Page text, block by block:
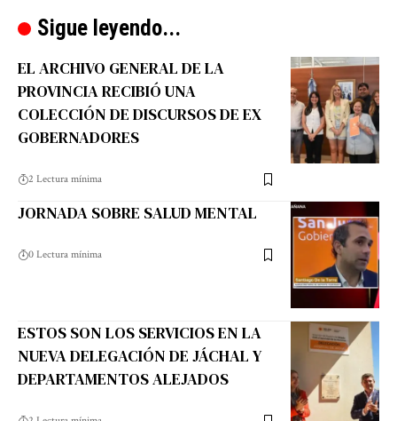
Sigue leyendo...
EL ARCHIVO GENERAL DE LA
PROVINCIA RECIBIÓ UNA
COLECCIÓN DE DISCURSOS DE EX
GOBERNADORES
2 Lectura mínima
JORNADA SOBRE SALUD MENTAL
0 Lectura mínima
ESTOS SON LOS SERVICIOS EN LA
NUEVA DELEGACIÓN DE JÁCHAL Y
DEPARTAMENTOS ALEJADOS